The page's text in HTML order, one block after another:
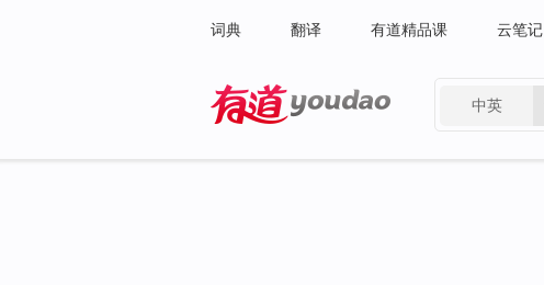
词典 翻译 有道精品课 云笔记
中英